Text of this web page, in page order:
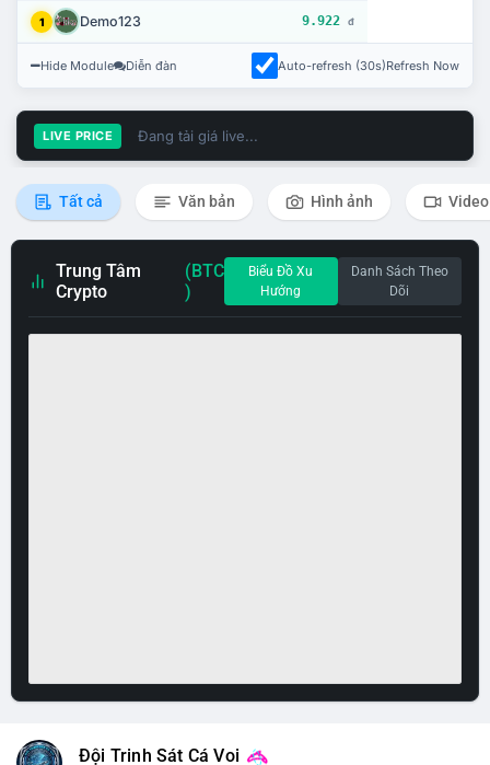
1 Demo123 9.922 đ
Hide Module Diễn đàn Auto-refresh (30s)Refresh Now
LIVE PRICE Đang tải giá live...
Tất cả Văn bản Hình ảnh Video
Trung Tâm
Crypto
(BTC
)
Biểu Đồ Xu
Hướng
Danh Sách Theo
Dõi
Đội Trinh Sát Cá Voi